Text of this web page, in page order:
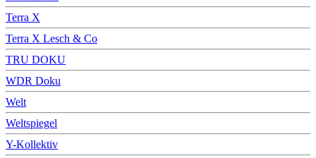
Terra X
Terra X Lesch & Co
TRU DOKU
WDR Doku
Welt
Weltspiegel
Y-Kollektiv